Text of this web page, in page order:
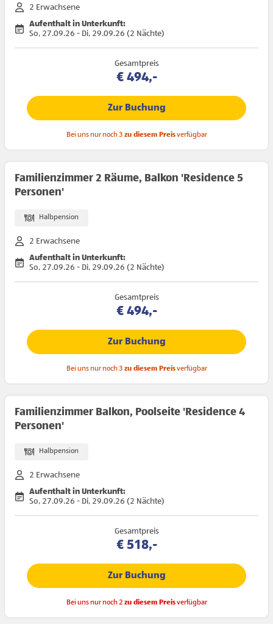
2 Erwachsene
Aufenthalt in Unterkunft:
So, 27.09.26 - Di, 29.09.26 (2 Nächte)
Gesamtpreis
€ 494,-
Zur Buchung
Bei uns nur noch 3 zu diesem Preisverfügbar
Familienzimmer 2 Räume, Balkon 'Residence 5
Personen'
Halbpension
2 Erwachsene
Aufenthalt in Unterkunft:
So, 27.09.26 - Di, 29.09.26 (2 Nächte)
Gesamtpreis
€ 494,-
Zur Buchung
Bei uns nur noch 3 zu diesem Preisverfügbar
Familienzimmer Balkon, Poolseite 'Residence 4
Personen'
Halbpension
2 Erwachsene
Aufenthalt in Unterkunft:
So, 27.09.26 - Di, 29.09.26 (2 Nächte)
Gesamtpreis
€ 518,-
Zur Buchung
Bei uns nur noch 2 zu diesem Preisverfügbar